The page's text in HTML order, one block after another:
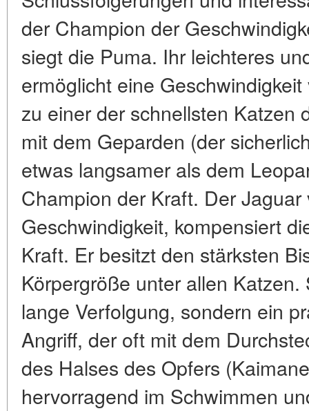
der Champion der
siegt die Puma. Ihr leichteres
ermöglicht eine
zu einer der schnellsten Katzen
mit dem Geparden (der
etwas langsamer als dem
Champion der Kraft. Der
Geschwindigkeit, kompensiert
Kraft. Er besitzt den stärksten
Körpergröße unter allen
lange Verfolgung, sondern ein
Angriff, der oft mit dem
des Halses des Opfers
hervorragend im Schwimmen